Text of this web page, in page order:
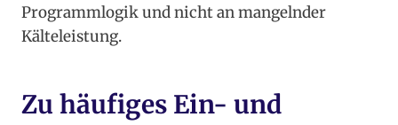
Programmlogik und nicht an mangelnder
Kälteleistung.
Zu häufiges Ein- und